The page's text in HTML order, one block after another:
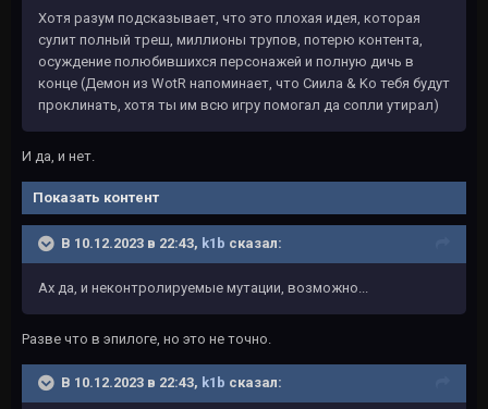
Хотя разум подсказывает, что это плохая идея, которая
сулит полный треш, миллионы трупов, потерю контента,
осуждение полюбившихся персонажей и полную дичь в
конце (Демон из WotR напоминает, что Сиила & Ko тебя будут
проклинать, хотя ты им всю игру помогал да сопли утирал)
И да, и нет.
Показать контент
В 10.12.2023 в 22:43, k1b сказал:
Ах да, и неконтролируемые мутации, возможно...
Разве что в эпилоге, но это не точно.
В 10.12.2023 в 22:43, k1b сказал: